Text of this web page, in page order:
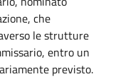
che
le strutture
entro un
previsto.